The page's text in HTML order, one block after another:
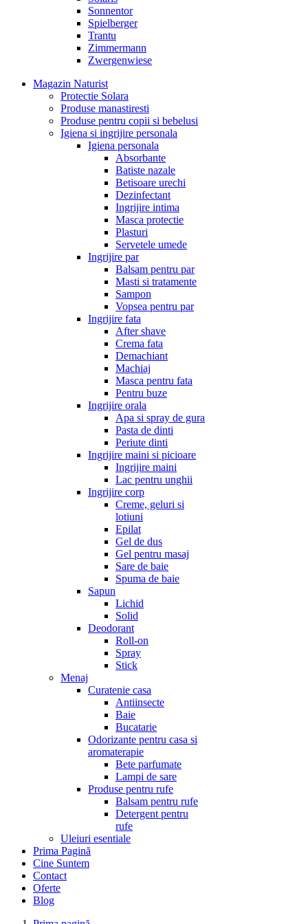
Sonnentor
Spielberger
Trantu
Zimmermann
Zwergenwiese
Magazin Naturist
Protectie Solara
Produse manastiresti
Produse pentru copii si bebelusi
Igiena si ingrijire personala
Igiena personala
Absorbante
Batiste nazale
Betisoare urechi
Dezinfectant
Ingrijire intima
Masca protectie
Plasturi
Servetele umede
Ingrijire par
Balsam pentru par
Masti si tratamente
Sampon
Vopsea pentru par
Ingrijire fata
After shave
Crema fata
Demachiant
Machiaj
Masca pentru fata
Pentru buze
Ingrijire orala
Apa si spray de gura
Pasta de dinti
Periute dinti
Ingrijire maini si picioare
Ingrijire maini
Lac pentru unghii
Ingrijire corp
Creme, geluri si
lotiuni
Epilat
Gel de dus
Gel pentru masaj
Sare de baie
Spuma de baie
Sapun
Lichid
Solid
Deodorant
Roll-on
Spray
Stick
Menaj
Curatenie casa
Antiinsecte
Baie
Bucatarie
Odorizante pentru casa si
aromaterapie
Bete parfumate
Lampi de sare
Produse pentru rufe
Balsam pentru rufe
Detergent pentru
rufe
Uleiuri esentiale
Prima Pagină
Cine Suntem
Contact
Oferte
Blog